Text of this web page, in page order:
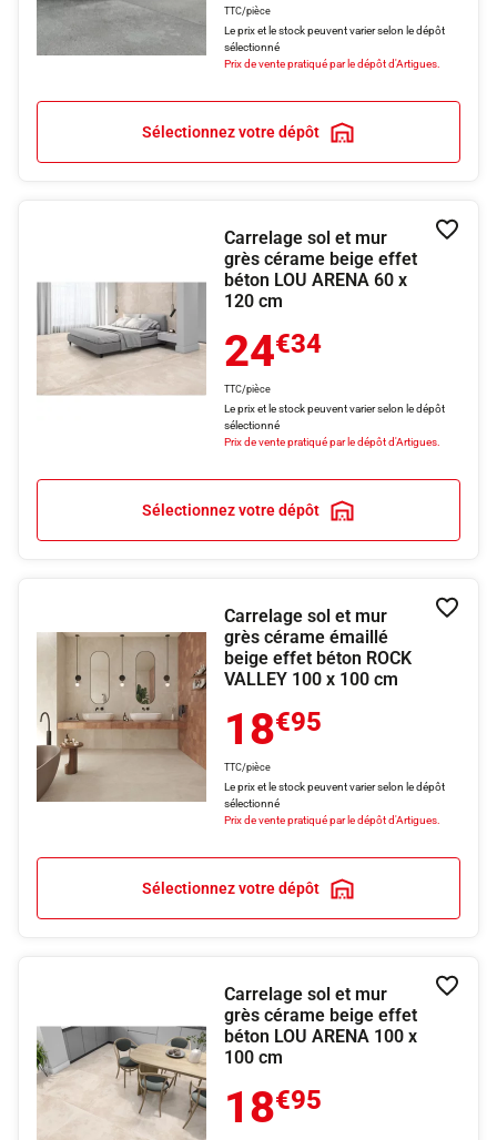
TTC/pièce
Le prix et le stock peuvent varier selon le dépôt
sélectionné
Prix de vente pratiqué par le dépôt d'Artigues.
Sélectionnez votre dépôt
Carrelage sol et mur
grès cérame beige effet
béton LOU ARENA 60 x
120 cm
24€34
TTC/pièce
Le prix et le stock peuvent varier selon le dépôt
sélectionné
Prix de vente pratiqué par le dépôt d'Artigues.
Sélectionnez votre dépôt
Carrelage sol et mur
grès cérame émaillé
beige effet béton ROCK
VALLEY 100 x 100 cm
18€95
TTC/pièce
Le prix et le stock peuvent varier selon le dépôt
sélectionné
Prix de vente pratiqué par le dépôt d'Artigues.
Sélectionnez votre dépôt
Carrelage sol et mur
grès cérame beige effet
béton LOU ARENA 100 x
100 cm
18€95